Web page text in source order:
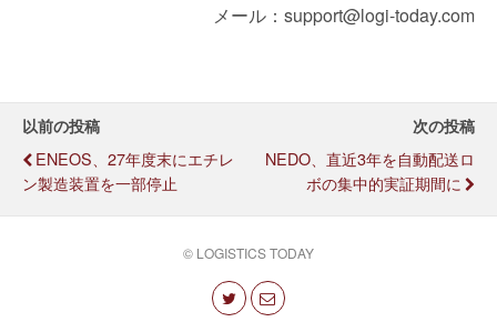
メール：support@logi-today.com
以前の投稿
ENEOS、27年度末にエチレ
ン製造装置を一部停止
次の投稿
NEDO、直近3年を自動配送ロ
ボの集中的実証期間に
© LOGISTICS TODAY